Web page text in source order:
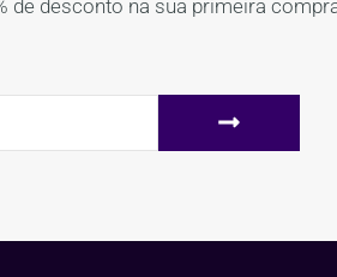
de desconto na sua primeira